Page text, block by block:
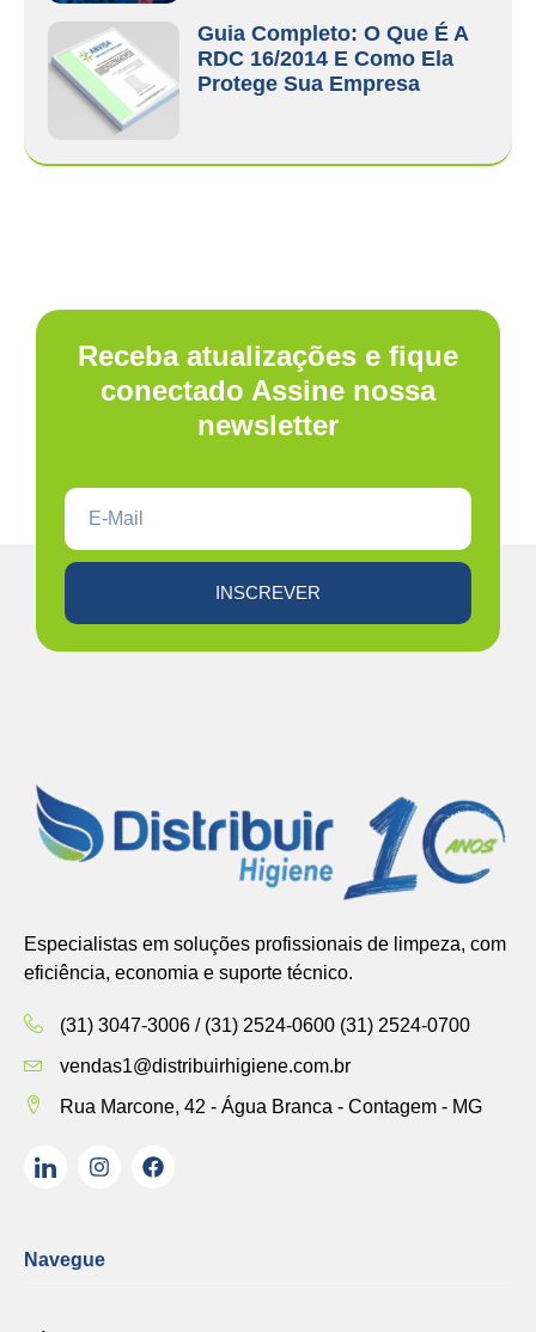
Guia Completo: O Que É A
RDC 16/2014 E Como Ela
Protege Sua Empresa
Receba atualizações e fique
conectado Assine nossa
newsletter
INSCREVER
Especialistas em soluções profissionais de limpeza, com
eficiência, economia e suporte técnico.
(31) 3047-3006 / (31) 2524-0600 (31) 2524-0700
vendas1@distribuirhigiene.com.br
Rua Marcone, 42 - Água Branca - Contagem - MG
Navegue